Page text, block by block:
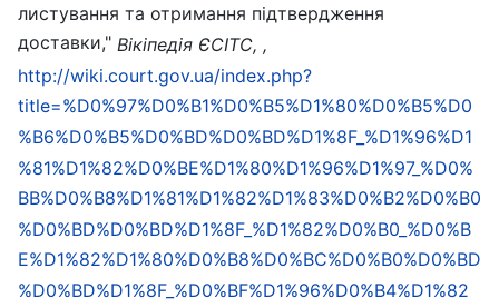
листування та отримання підтвердження
доставки," Вікіпедія ЄСІТС, ,
http://wiki.court.gov.ua/index.php?
title=%D0%97%D0%B1%D0%B5%D1%80%D0%B5%D0
%B6%D0%B5%D0%BD%D0%BD%D1%8F_%D1%96%D1
%81%D1%82%D0%BE%D1%80%D1%96%D1%97_%D0%
BB%D0%B8%D1%81%D1%82%D1%83%D0%B2%D0%B0
%D0%BD%D0%BD%D1%8F_%D1%82%D0%B0_%D0%B
E%D1%82%D1%80%D0%B8%D0%BC%D0%B0%D0%BD
%D0%BD%D1%8F_%D0%BF%D1%96%D0%B4%D1%82